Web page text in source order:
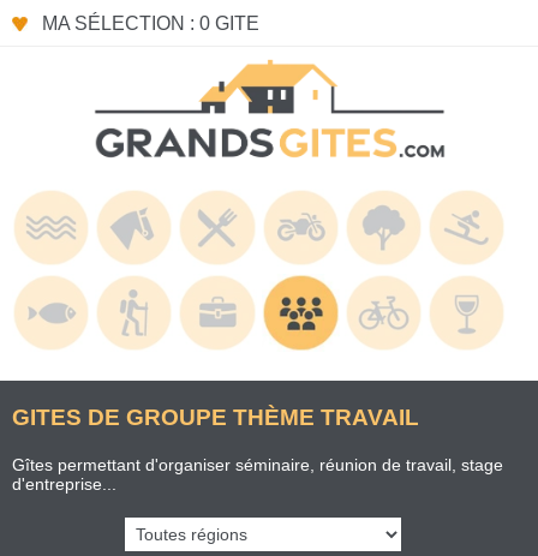
MA SÉLECTION : 0 GITE
GITES DE GROUPE THÈME TRAVAIL
Gîtes permettant d'organiser séminaire, réunion de travail, stage
d'entreprise...
Panneau de gestion des cookies